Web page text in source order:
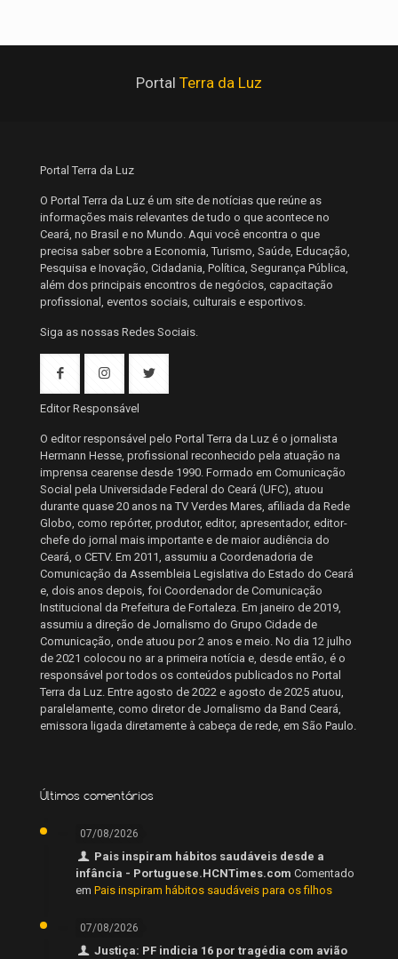
Portal Terra da Luz
Portal Terra da Luz
O Portal Terra da Luz é um site de notícias que reúne as
informações mais relevantes de tudo o que acontece no
Ceará, no Brasil e no Mundo. Aqui você encontra o que
precisa saber sobre a Economia, Turismo, Saúde, Educação,
Pesquisa e Inovação, Cidadania, Política, Segurança Pública,
além dos principais encontros de negócios, capacitação
profissional, eventos sociais, culturais e esportivos.
Siga as nossas Redes Sociais.
Editor Responsável
O editor responsável pelo Portal Terra da Luz é o jornalista
Hermann Hesse, profissional reconhecido pela atuação na
imprensa cearense desde 1990. Formado em Comunicação
Social pela Universidade Federal do Ceará (UFC), atuou
durante quase 20 anos na TV Verdes Mares, afiliada da Rede
Globo, como repórter, produtor, editor, apresentador, editor-
chefe do jornal mais importante e de maior audiência do
Ceará, o CETV. Em 2011, assumiu a Coordenadoria de
Comunicação da Assembleia Legislativa do Estado do Ceará
e, dois anos depois, foi Coordenador de Comunicação
Institucional da Prefeitura de Fortaleza. Em janeiro de 2019,
assumiu a direção de Jornalismo do Grupo Cidade de
Comunicação, onde atuou por 2 anos e meio. No dia 12 julho
de 2021 colocou no ar a primeira notícia e, desde então, é o
responsável por todos os conteúdos publicados no Portal
Terra da Luz. Entre agosto de 2022 e agosto de 2025 atuou,
paralelamente, como diretor de Jornalismo da Band Ceará,
emissora ligada diretamente à cabeça de rede, em São Paulo.
Últimos comentários
07/08/2026
Pais inspiram hábitos saudáveis desde a
infância - Portuguese.HCNTimes.com Comentado
em Pais inspiram hábitos saudáveis para os filhos
07/08/2026
Justiça: PF indicia 16 por tragédia com avião